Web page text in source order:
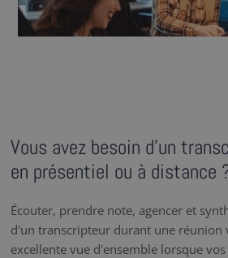
Vous avez besoin d’un
en présentiel ou à distance
Écouter, prendre note, agencer et
d'un transcripteur durant une réunion
excellente vue d'ensemble lorsque